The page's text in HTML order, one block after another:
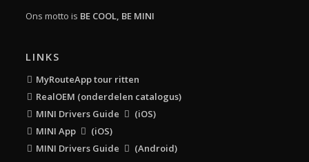
Ons motto is BE COOL, BE MINI
LINKS
MyRouteApp tour ritten
RealOEM (onderdelen catalogus)
MINI Drivers Guide
(iOS)
MINI App
(iOS)
MINI Drivers Guide
(Android)